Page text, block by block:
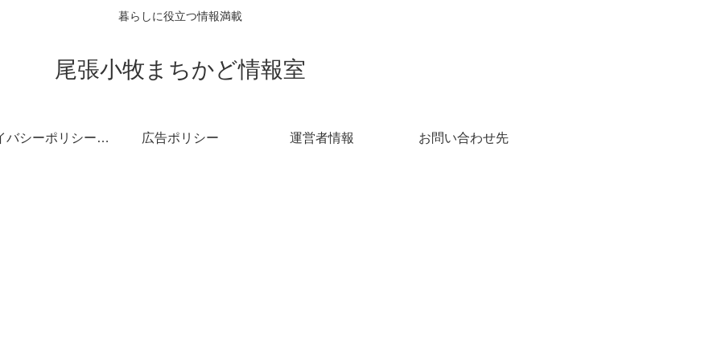
暮らしに役立つ情報満載
尾張小牧まちかど情報室
プライバシーポリシー・免責事項 広告ポリシー 運営者情報 お問い合わせ先